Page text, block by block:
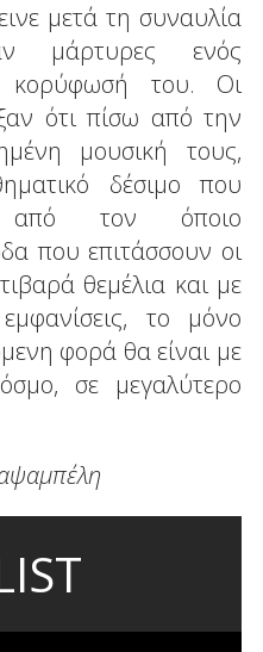
μετά τη συναυλία
μάρτυρες ενός
κορύφωσή του. Οι
ότι πίσω από την
μουσική τους,
δέσιμο που
από τον όποιο
που επιτάσσουν οι
θεμέλια και με
εμφανίσεις, το μόνο
φορά θα είναι με
σε μεγαλύτερο